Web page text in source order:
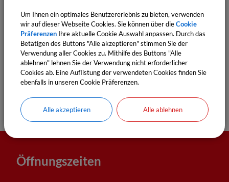
Sachgebiete
Einwohnermeldeamt
Bürgerbüro
Öffnungszeiten
Um Ihnen ein optimales Benutzererlebnis zu bieten, verwenden
wir auf dieser Webseite Cookies. Sie können über dieCookie
Präferenzen Ihre aktuelle Cookie Auswahl anpassen. Durch das
Betätigen des Buttons "Alle akzeptieren" stimmen Sie der
Verwendung aller Cookies zu. Mithilfe des Buttons "Alle
ablehnen" lehnen Sie der Verwendung nicht erforderlicher
Cookies ab. Eine Auflistung der verwendeten Cookies finden Sie
ebenfalls in unseren Cookie Präferenzen.
Alle akzeptieren Alle ablehnen